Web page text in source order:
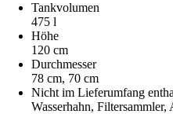
Tankvolumen
475 l
Höhe
120 cm
Durchmesser
78 cm, 70 cm
Nicht im Lieferumfang
Wasserhahn, Filtersammler,